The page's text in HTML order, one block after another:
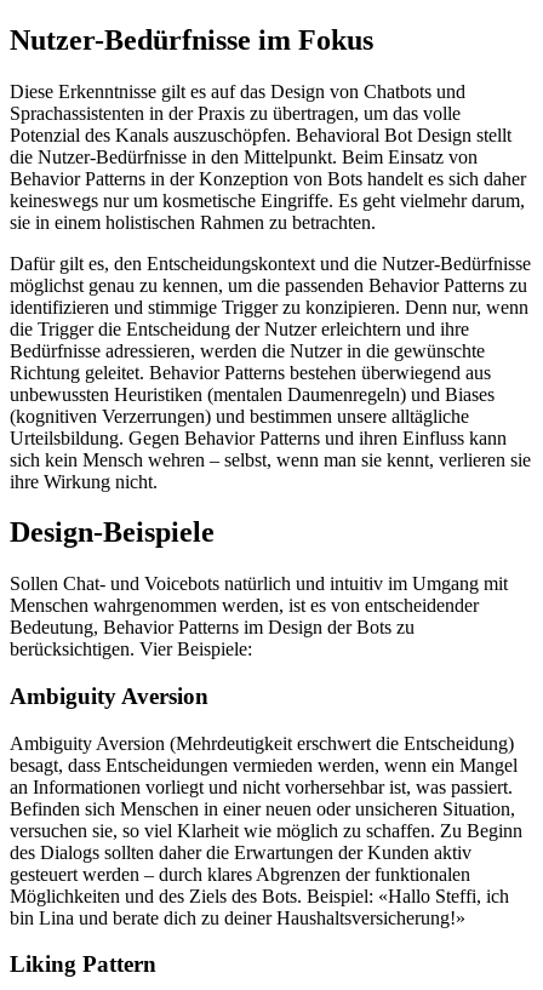
Nutzer-Bedürfnisse im Fokus
Diese Erkenntnisse gilt es auf das Design von Chatbots und
Sprachassistenten in der Praxis zu übertragen, um das volle
Potenzial des Kanals auszuschöpfen. Behavioral Bot Design stellt
die Nutzer-Bedürfnisse in den Mittelpunkt. Beim Einsatz von
Behavior Patterns in der Konzeption von Bots handelt es sich daher
keineswegs nur um kosmetische Eingriffe. Es geht vielmehr darum,
sie in einem holistischen Rahmen zu betrachten.
Dafür gilt es, den Entscheidungskontext und die Nutzer-Bedürfnisse
möglichst genau zu kennen, um die passenden Behavior Patterns zu
identifizieren und stimmige Trigger zu konzipieren. Denn nur, wenn
die Trigger die Entscheidung der Nutzer erleichtern und ihre
Bedürfnisse adressieren, werden die Nutzer in die gewünschte
Richtung geleitet. Behavior Patterns bestehen überwiegend aus
unbewussten Heuristiken (mentalen Daumenregeln) und Biases
(kognitiven Verzerrungen) und bestimmen unsere all­tägliche
Urteilsbildung. Gegen Behavior Patterns und ihren Einfluss kann
sich kein Mensch wehren – selbst, wenn man sie kennt, verlieren sie
ihre Wirkung nicht.
Design-Beispiele
Sollen Chat- und Voicebots natürlich und intuitiv im Umgang mit
Menschen wahrgenommen werden, ist es von entscheidender
Bedeutung, Behavior Patterns im Design der Bots zu
berücksichtigen. Vier Beispiele:
Ambiguity Aversion
Ambiguity Aversion (Mehrdeutigkeit erschwert die Entscheidung)
besagt, dass Entscheidungen vermieden werden, wenn ein Mangel
an Informationen vorliegt und nicht vorhersehbar ist, was passiert.
Befinden sich Menschen in einer neuen oder unsicheren Situation,
versuchen sie, so viel Klarheit wie möglich zu schaffen. Zu Beginn
des Dialogs sollten daher die Erwartungen der Kunden aktiv
gesteuert werden – durch klares Abgrenzen der funktionalen
Möglichkeiten und des Ziels des Bots. Beispiel: «Hallo Steffi, ich
bin Lina und berate dich zu deiner Haushaltsversicherung!»
Liking Pattern